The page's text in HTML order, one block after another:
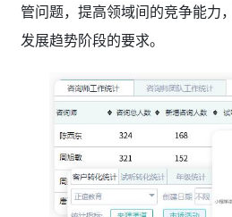
管问题，提高领域间的竞争能力
发展趋势阶段的要求。